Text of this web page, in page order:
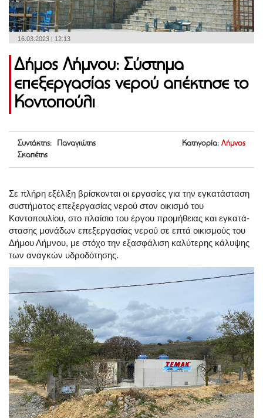
16.03.2023 | 12:13
Δήμος Λήμνου: Σύστημα
επεξεργασίας νερού απέκτησε το
Κοντοπούλι
Συντάκτης: Παναγιώτης
Σκαπέτης
Κατηγορία: Λήμνος
Σε πλήρη εξέλιξη βρίσκονται οι εργασίες για την εγκατάσταση
συστήματος επεξεργασίας νερού στον οικισμό του
Κοντοπουλίου, στο πλαίσιο του έργου προμήθειας και εγκατά-
στασης μονάδων επεξεργασίας νερού σε επτά οικισμούς του
Δήμου Λήμνου, με στόχο την εξασφάλιση καλύτερης κάλυψης
των αναγκών υδροδότησης.